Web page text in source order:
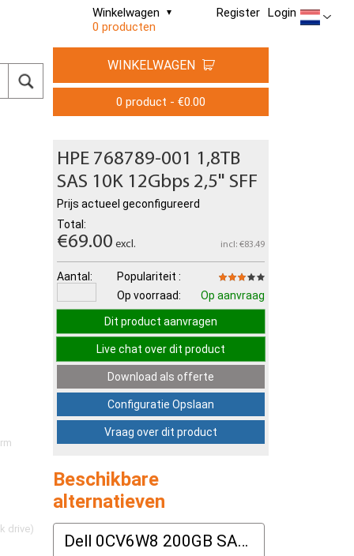
Register Login
Winkelwagen
0 producten
drive)
WINKELWAGEN
0 product - €0.00
HPE 768789-001 1,8TB
SAS 10K 12Gbps 2,5" SFF
Prijs actueel geconfigureerd
Total:
€69.00 excl. incl: €83.49
Aantal:
Populariteit :
Op voorraad:
Op aanvraag
Dit product aanvragen
Live chat over dit product
Download als offerte
Configuratie Opslaan
Vraag over dit product
Beschikbare
alternatieven
Dell 0CV6W8 200GB SAS 12G SFF